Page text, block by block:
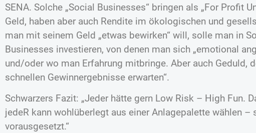
SENA. Solche „Social Businesses“ bringen als „For Profit
Geld, haben aber auch Rendite im ökologischen und
man mit seinem Geld „etwas bewirken“ will, solle man in
Businesses investieren, von denen man sich „emotional
und/oder wo man Erfahrung mitbringe. Aber auch Geduld,
schnellen Gewinnergebnisse erwarten“.
Schwarzers Fazit: „Jeder hätte gern Low Risk – High Fun.
jedeR kann wohlüberlegt aus einer Anlagepalette wählen –
vorausgesetzt.“